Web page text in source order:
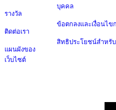
รางวัล
ติดต่อเรา
แผนผังของ
เว็บไซต์
บุคคล
ข้อตกลงและเงื่อนไข
สิทธิประโยชน์สำหรั